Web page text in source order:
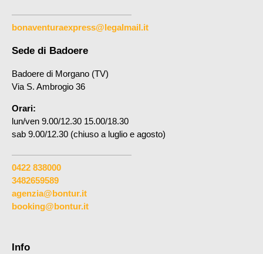
bonaventuraexpress@legalmail.it
Sede di Badoere
Badoere di Morgano (TV)
Via S. Ambrogio 36
Orari:
lun/ven 9.00/12.30 15.00/18.30
sab 9.00/12.30 (chiuso a luglio e agosto)
0422 838000
3482659589
agenzia@bontur.it
booking@bontur.it
Info